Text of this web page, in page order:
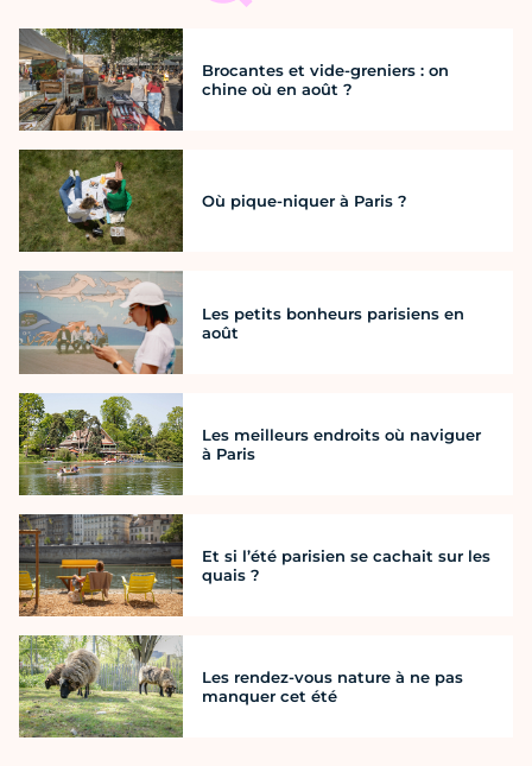
Brocantes et vide-greniers : on
chine où en août ?
Où pique-niquer à Paris ?
Les petits bonheurs parisiens en
août
Les meilleurs endroits où naviguer
à Paris
Et si l’été parisien se cachait sur les
quais ?
Les rendez-vous nature à ne pas
manquer cet été